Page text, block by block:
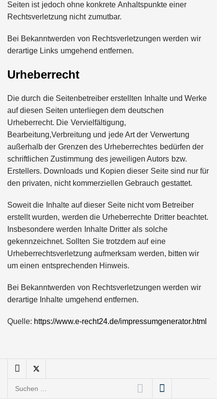
Seiten ist jedoch ohne konkrete Anhaltspunkte einer
Rechtsverletzung nicht zumutbar.
Bei Bekanntwerden von Rechtsverletzungen werden wir
derartige Links umgehend entfernen.
Urheberrecht
Die durch die Seitenbetreiber erstellten Inhalte und Werke
auf diesen Seiten unterliegen dem deutschen
Urheberrecht. Die Vervielfältigung,
Bearbeitung,Verbreitung und jede Art der Verwertung
außerhalb der Grenzen des Urheberrechtes bedürfen der
schriftlichen Zustimmung des jeweiligen Autors bzw.
Erstellers. Downloads und Kopien dieser Seite sind nur für
den privaten, nicht kommerziellen Gebrauch gestattet.
Soweit die Inhalte auf dieser Seite nicht vom Betreiber
erstellt wurden, werden die Urheberrechte Dritter beachtet.
Insbesondere werden Inhalte Dritter als solche
gekennzeichnet. Sollten Sie trotzdem auf eine
Urheberrechtsverletzung aufmerksam werden, bitten wir
um einen entsprechenden Hinweis.
Bei Bekanntwerden von Rechtsverletzungen werden wir
derartige Inhalte umgehend entfernen.
Quelle: https://www.e-recht24.de/impressumgenerator.html
Portrait
Benjamin Aunkofer von
AUDAVIS
13,5 Millionen Euro für eine
autonome Robotik-
Plattform für die
Intralogistik: Bayern Kapital
beteiligt sich erneut an
Filics
Tobias Klug von nuuEnergy
ganz persönlich
nuuEnergy im Employer
Portrait
Tobias Klug von nuuEnergy
im Interview
Munich Startup Festival
Gründungsszene,
Politik
erneuerbarer Energie
Suchen